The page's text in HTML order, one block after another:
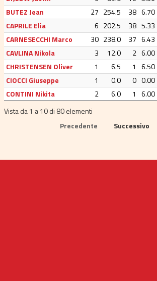
BUTEZ Jean
27 254.5 38 6.70
CAPRILE Elia
6 202.5 38 5.33
CARNESECCHI Marco
30 238.0 37 6.43
CAVLINA Nikola
3 12.0 2 6.00
CHRISTENSEN Oliver
1 6.5 1
6.50
CIOCCI Giuseppe
1 0.0 0 0.00
CONTINI Nikita
2 6.0 1
6.00
Vista da 1 a 10 di 80 elementi
Precedente
Successivo